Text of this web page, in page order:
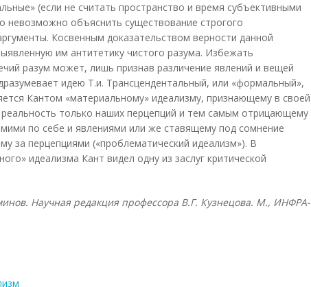
(если не считать пространство и время субъективными
невозможно объяснить существование строгого
Косвенным доказательством верности данной
им антитетику чистого разума. Избежать
разум может, лишь признав различение явлений и вещей
идею Т.и. Трансцендентальный, или «формальный»,
Кантом «материальному» идеализму, признающему в своей
реальность только наших перцепций и тем самым отрицающему
по себе и явлениями или же ставящему под сомнение
за перцепциями («проблематический идеализм»). В
идеализма Кант видел одну из заслуг критической
Научная редакция профессора В.Г. Кузнецова. М., ИНФРА-